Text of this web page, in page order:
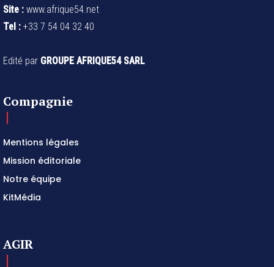
Site : www.afrique54.net
Tel : +33 7 54 04 32 40
Edité par GROUPE AFRIQUE54 SARL
Compagnie
Mentions légales
Mission éditoriale
Notre équipe
KitMédia
AGIR